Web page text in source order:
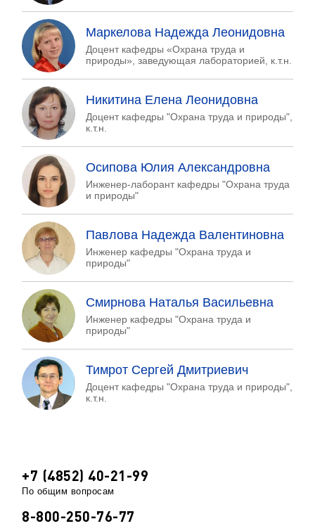
Маркелова Надежда Леонидовна
Доцент кафедры «Охрана труда и
природы», заведующая лабораторией, к.т.н.
Никитина Елена Леонидовна
Доцент кафедры "Охрана труда и природы",
к.т.н.
Осипова Юлия Александровна
Инженер-лаборант кафедры "Охрана труда
и природы"
Павлова Надежда Валентиновна
Инженер кафедры "Охрана труда и
природы"
Смирнова Наталья Васильевна
Инженер кафедры "Охрана труда и
природы"
Тимрот Сергей Дмитриевич
Доцент кафедры "Охрана труда и природы",
к.т.н.
+7 (4852) 40-21-99
По общим вопросам
8-800-250-76-77